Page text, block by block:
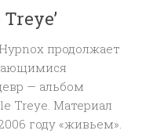
продолжает
— альбом
Treye. Материал
году «живьем».